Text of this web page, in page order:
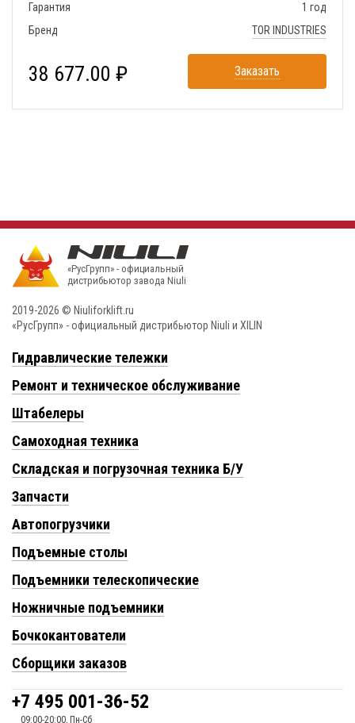
Гарантия
1 год
Бренд
TOR INDUSTRIES
38 677.00 ₽ Заказать
«РусГрупп» - официальный
диcтрибьютор завода Niuli
2019-2026 © Niuliforklift.ru
«РусГрупп» - официальный диcтрибьютор Niuli и XILIN
Гидравлические тележки
Ремонт и техническое обслуживание
Штабелеры
Самоходная техника
Складская и погрузочная техника Б/У
Запчасти
Автопогрузчики
Подъемные столы
Подъемники телескопические
Ножничные подъемники
Бочкокантователи
Сборщики заказов
+7 495 001-36-52
09:00-20:00, Пн-Сб